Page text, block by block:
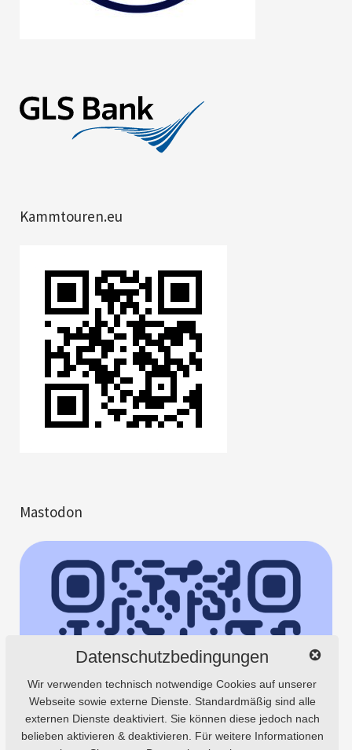
Kammtouren.eu
Mastodon
Datenschutzbedingungen
Wir verwenden technisch notwendige Cookies auf unserer
Webseite sowie externe Dienste. Standardmäßig sind alle
externen Dienste deaktiviert. Sie können diese jedoch nach
belieben aktivieren & deaktivieren. Für weitere Informationen